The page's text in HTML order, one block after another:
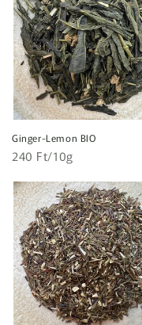
Ginger-Lemon BIO
Normál
Egységár
240 Ft/10g